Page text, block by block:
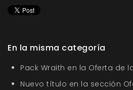
En la misma categoría
Pack Wraith en la Oferta de
Nuevo título en la sección